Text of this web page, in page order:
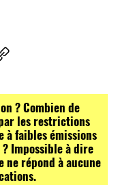
? Combien de
les restrictions
à faibles émissions
Impossible à dire
répond à aucune